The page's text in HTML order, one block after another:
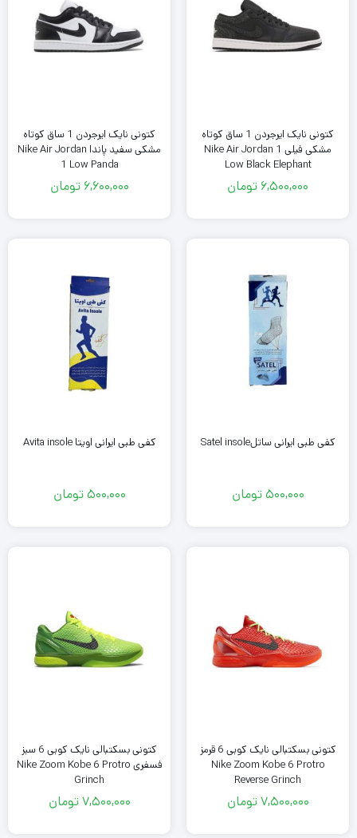
کتونی نایک ایرجردن 1 ساق کوتاه
مشکی فیلی Nike Air Jordan 1
Low Black Elephant
6,500,000 تومان
کتونی نایک ایرجردن 1 ساق کوتاه
مشکی سفید پاندا Nike Air Jordan
1 Low Panda
6,600,000 تومان
کفی طبی ایرانی ساتلSatel insole
500,000تومان
کفی طبی ایرانی اویتا Avita insole
500,000تومان
کتونی بسکتبالی نایک کوبی 6 قرمز
Nike Zoom Kobe 6 Protro
Reverse Grinch
7,500,000تومان
کتونی بسکتبالی نایک کوبی 6 سبز
فسفری Nike Zoom Kobe 6 Protro
Grinch
7,500,000تومان